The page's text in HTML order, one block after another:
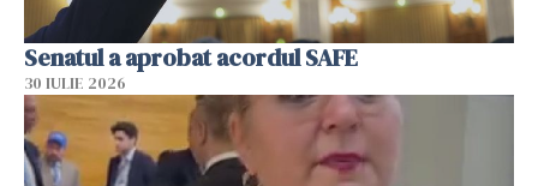
Senatul a aprobat acordul SAFE
30 IULIE 2026